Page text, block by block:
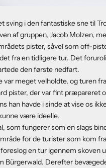
sving i den fantastiske sne til
af gruppen, Jacob Molzen,
pister, såvel som off-
fra en tidligere tur. Det
den første nedfart.
var meget velholdte, og turen
pister, der var fint præpareret
han havde i sinde at vise os
være ideelle.
som fungerer som en slags
for de turister som kom
en tur igennem skoven
Bürgerwald. Derefter